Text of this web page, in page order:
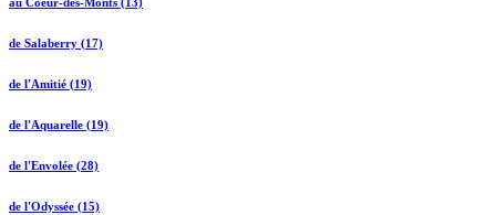
de Salaberry (17)
de l'Amitié (19)
de l'Aquarelle (19)
de l'Envolée (28)
de l'Odyssée (15)